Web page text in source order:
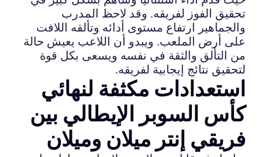
تحقيق الفوز لفريقه. وقد لاحظ المدرب
والجماهير ارتفاع مستوى أدائه وتألقه اللافت
على أرض الملعب. ويبدو أن اللاعب يعيش حالة
من التألق والثقة في نفسه ويسعى بكل قوة
لتحقيق نتائج إيجابية لفريقه.
استعدادات مكثفة لنهائي
كأس السوبر الإيطالي بين
فريقي إنتر ميلان وميلان